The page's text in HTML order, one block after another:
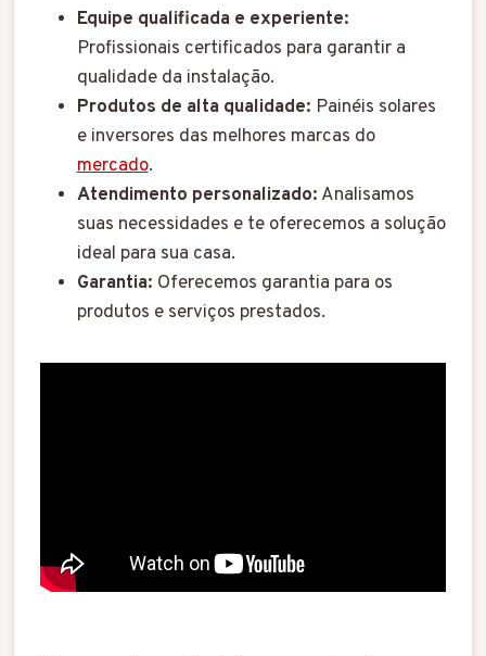
Equipe qualificada e experiente:
Profissionais certificados para garantir a
qualidade da instalação.
Produtos de alta qualidade: Painéis solares
e inversores das melhores marcas do
mercado.
Atendimento personalizado: Analisamos
suas necessidades e te oferecemos a solução
ideal para sua casa.
Garantia: Oferecemos garantia para os
produtos e serviços prestados.